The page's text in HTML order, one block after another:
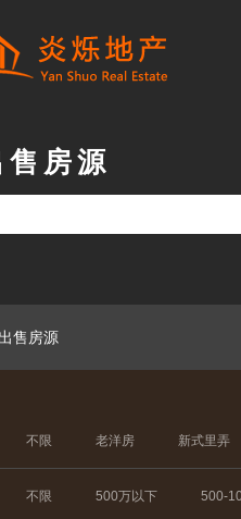
售房源
出售房源
不限 老洋房 新式里弄
不限 500万以下 500-